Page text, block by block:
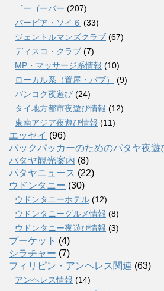
ゴーゴーバー (207)
バービア・ソイ６ (33)
ジェントルマンズクラブ (67)
ディスコ・クラブ (7)
MP・マッサージ系情報 (10)
ローカル系（置屋・パブ）
(9)
バンコク夜遊び (24)
タイ地方都市夜遊び情報 (12)
東南アジア夜遊び情報 (11)
エッセイ (96)
バックパッカーのためのパタヤ夜遊
パタヤ観光案内 (8)
パタヤニュース (22)
ウドンタニー (30)
ウドンタニーホテル (12)
ウドンタニーグルメ情報 (8)
ウドンタニー夜遊び情報 (3)
プーケット (4)
シラチャー (7)
フィリピン・アンヘレス関連 (63)
アンヘレス情報 (14)